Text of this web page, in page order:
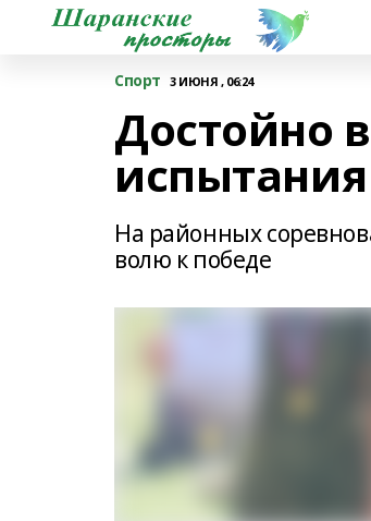
Спорт 3 ИЮНЯ , 06:24
Достойно
испытания
На районных
волю к победе